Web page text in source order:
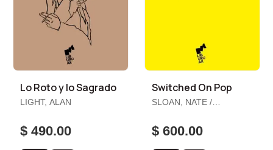
Lo Roto y lo Sagrado
LIGHT, ALAN
$ 490.00
Switched On Pop
SLOAN, NATE /
$ 600.00